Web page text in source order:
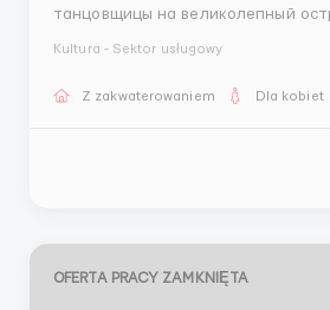
танцовщицы на великолепный
Мечтаете о захватывающей
свои навыки танца на одном из
Kultura - Sektor usługowy
Z zakwaterowaniem Dla kobiet
OFERTA PRACY ZAMKNIĘTA